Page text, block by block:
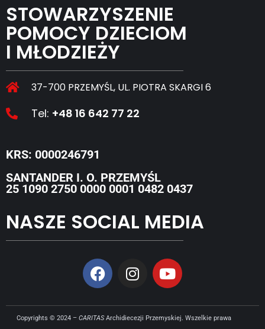
STOWARZYSZENIE
POMOCY DZIECIOM
I MŁODZIEŻY
37-700 PRZEMYŚL, UL. PIOTRA SKARGI 6
Tel: +48 16 642 77 22
KRS: 0000246791
SANTANDER I. O. PRZEMYŚL
25 1090 2750 0000 0001 0482 0437
NASZE SOCIAL MEDIA
Copyrights © 2024 – CARITASArchidiecezji Przemyskiej. Wszelkie prawa